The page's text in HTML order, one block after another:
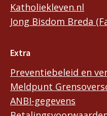
Katholiekleven.nl
Jong Bisdom Breda
Extra
Preventiebeleid en
Meldpunt
ANBI-gegevens